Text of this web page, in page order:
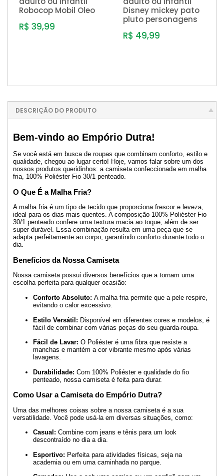
Robocop Mobil Oleo
R$ 39,99
Disney mickey pato
pluto personagens
R$ 49,99
DESCRIÇÃO DO PRODUTO
Bem-vindo ao Empório Dutra!
Se você está em busca de roupas que combinam conforto, estilo e
qualidade, chegou ao lugar certo! Hoje, vamos falar sobre um dos
nossos produtos queridinhos: a camiseta confeccionada em malha
fria, 100% Poliéster Fio 30/1 penteado.
O Que É a Malha Fria?
A malha fria é um tipo de tecido que proporciona frescor e leveza,
ideal para os dias mais quentes. A composição 100% Poliéster Fio
30/1 penteado confere uma textura macia ao toque, além de ser
super durável. Essa combinação resulta em uma peça que se
adapta perfeitamente ao corpo, garantindo conforto durante todo o
dia.
Benefícios da Nossa Camiseta
Nossa camiseta possui diversos benefícios que a tornam uma
escolha perfeita para qualquer ocasião:
Conforto Absoluto: A malha fria permite que a pele respire,
evitando o calor excessivo.
Estilo Versátil: Disponível em diferentes cores e modelos, é
fácil de combinar com várias peças do seu guarda-roupa.
Fácil de Lavar: O Poliéster é uma fibra que resiste a
manchas e mantém a cor vibrante mesmo após várias
lavagens.
Durabilidade: Com 100% Poliéster e qualidade do fio
penteado, nossa camiseta é feita para durar.
Como Usar a Camiseta do Empório Dutra?
Uma das melhores coisas sobre a nossa camiseta é a sua
versatilidade. Você pode usá-la em diversas situações, como:
Casual: Combine com jeans e tênis para um look
descontraído no dia a dia.
Esportivo: Perfeita para atividades físicas, seja na
academia ou em uma caminhada no parque.